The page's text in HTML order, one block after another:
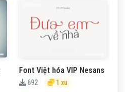
Font Việt hóa VIP Nesans
692 1 xu